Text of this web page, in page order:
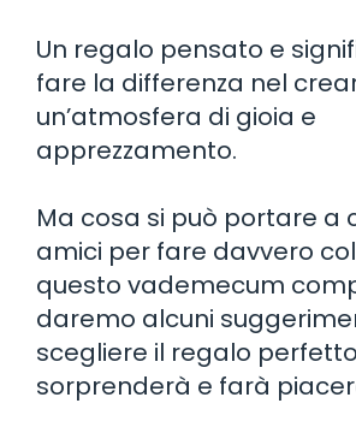
Un regalo pensato e
fare la differenza nel
un’atmosfera di gioia e
apprezzamento.
Ma cosa si può portare a
amici per fare davvero
questo vademecum
daremo alcuni
scegliere il regalo
sorprenderà e farà